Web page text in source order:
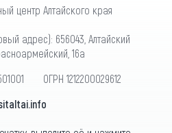
центр Алтайского края
адрес): 656043, Алтайский
16а
ОГРН 1212200029612